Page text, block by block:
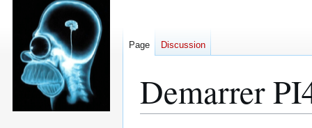
Demarrer
Page Discussion